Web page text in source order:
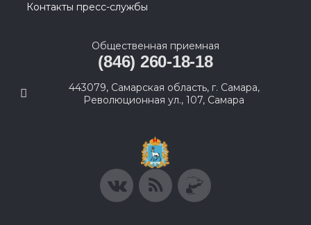
Контакты пресс-службы
Общественная приемная
(846) 260-18-18
443079, Самарская область, г. Самара,
Революционная ул., 107, Самара